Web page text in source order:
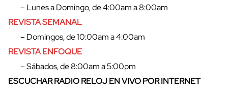
– Lunes a Domingo, de 4:00am a 8:00am
REVISTA SEMANAL
– Domingos, de 10:00am a 4:00am
REVISTA ENFOQUE
– Sábados, de 8:00am a 5:00pm
ESCUCHAR RADIO RELOJ EN VIVO POR INTERNET